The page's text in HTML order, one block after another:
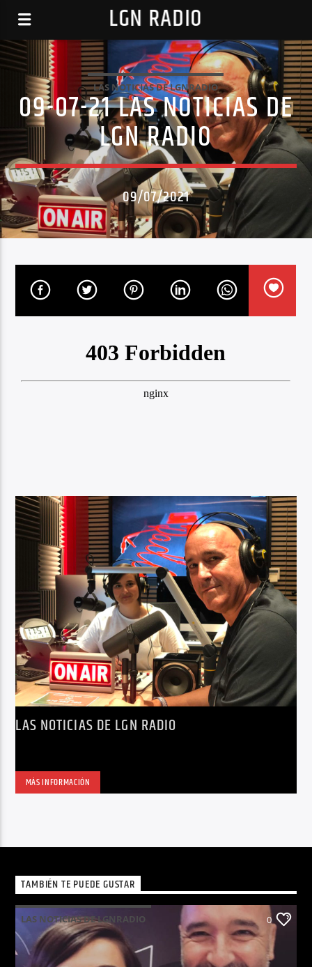
LGN RADIO
LAS NOTICIAS DE LGNRADIO
09-07-21 LAS NOTICIAS DE
LGN RADIO
09/07/2021
LAS NOTICIAS DE LGN RADIO
MÁS INFORMACIÓN
TAMBIÉN TE PUEDE GUSTAR
LAS NOTICIAS DE LGNRADIO 0